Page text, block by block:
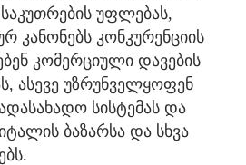
უფლებას,
კანონებს კონკურენციის
კომერციული დავების
ასევე უზრუნველყოფენ
სისტემას და
ბაზარსა და სხვა